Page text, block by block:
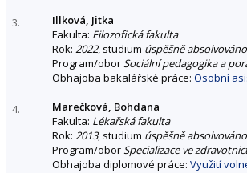
3.
Illková, Jitka
Fakulta: Filozofická fakulta
Rok: 2022, studium úspěšně absolvováno
Program/oborSociální pedagogika a
Obhajoba bakalářské práce: Osobní
4.
Marečková, Bohdana
Fakulta: Lékařská fakulta
Rok: 2013, studium úspěšně absolvováno
Program/oborSpecializace ve
Obhajoba diplomové práce: Využití